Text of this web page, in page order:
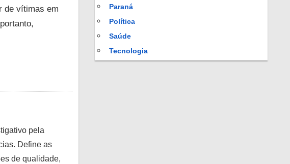
de vítimas em
pela
Define as
de qualidade,
Paraná
Política
Saúde
Tecnologia